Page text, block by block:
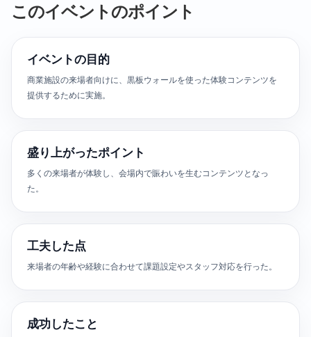
このイベントのポイント
イベントの目的
商業施設の来場者向けに、黒板ウォールを使った体験コンテンツを
提供するために実施。
盛り上がったポイント
多くの来場者が体験し、会場内で賑わいを生むコンテンツとなっ
た。
工夫した点
来場者の年齢や経験に合わせて課題設定やスタッフ対応を行った。
成功したこと